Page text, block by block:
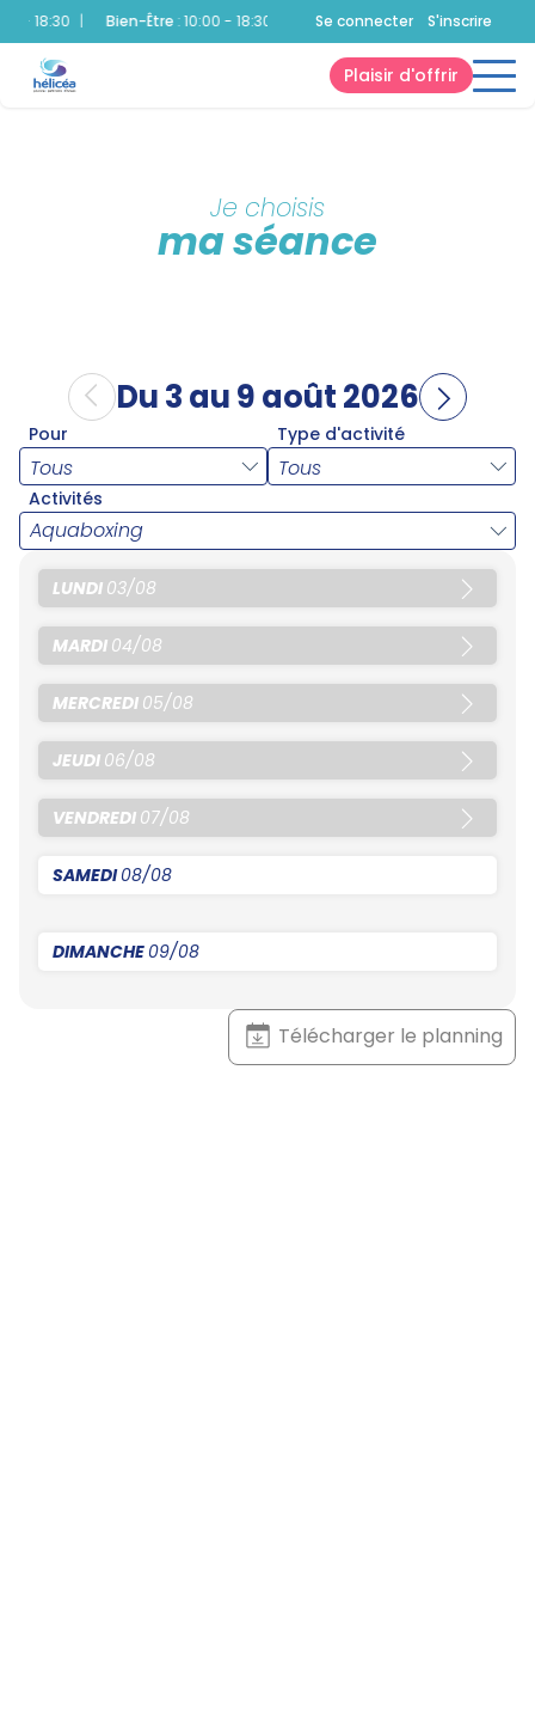
- 18:30 | Bien-Être:10:00 - 18:30 | Fitness:10:00 - 18:30 |
Se connecter S'inscrire
Plaisir d'offrir
Je choisis
ma séance
Du 3 au 9 août 2026
Pour Type d'activité
Activités
Aquaboxing
LUNDI 03/08
MARDI 04/08
MERCREDI 05/08
JEUDI 06/08
VENDREDI 07/08
SAMEDI08/08
DIMANCHE 09/08
Télécharger le planning